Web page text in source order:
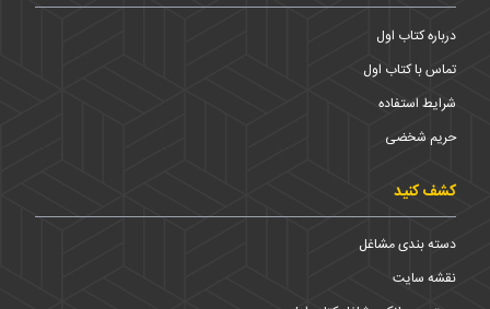
درباره کتاب اول
تماس با کتاب اول
شرایط استفاده
حریم شخضی
کشف کنید
دسته بندی مشاغل
نقشه سایت